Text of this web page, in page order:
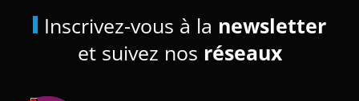
Inscrivez-vous à la newsletter
et suivez nos réseaux